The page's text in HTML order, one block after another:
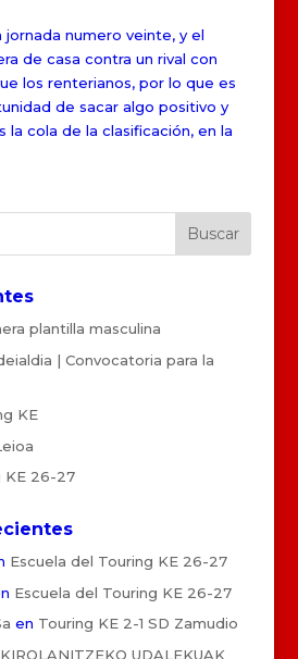
jornada numero veinte, y el
de casa contra un rival con
los renterianos, por lo que es
de sacar algo positivo y
la cola de la clasificación, en la
plantilla masculina
| Convocatoria para la
KE
KE 26-27
Escuela del Touring KE 26-27
Escuela del Touring KE 26-27
en Touring KE 2-1 SD Zamudio
UDALEKUAK